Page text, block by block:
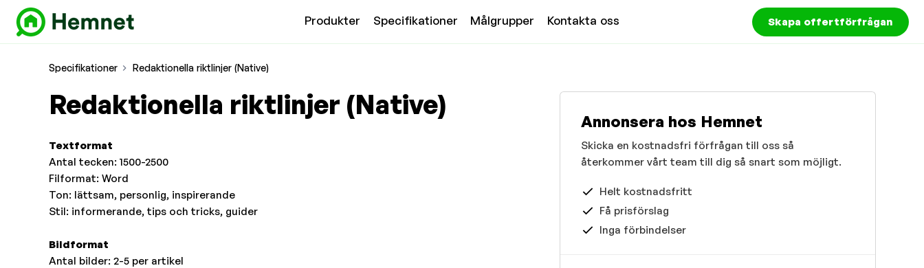
Produkter Specifikationer Målgrupper Kontakta oss Skapa offertförfrågan
Specifikationer Redaktionella riktlinjer (Native)
Redaktionella riktlinjer (Native)
Textformat
Antal tecken: 1500-2500
Filformat: Word
Ton: lättsam, personlig, inspirerande
Stil: informerande, tips och tricks, guider
Bildformat
Antal bilder: 2-5 per artikel
Annonsera hos Hemnet
Skicka en kostnadsfri förfrågan till oss så
återkommer vårt team till dig så snart som möjligt.
Helt kostnadsfritt
Få prisförslag
Inga förbindelser